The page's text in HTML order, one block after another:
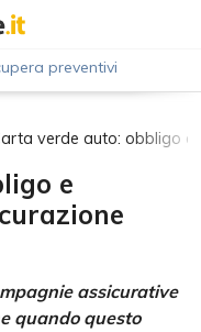
preventivi
verde auto: obbligo
e
assicurative
quando questo